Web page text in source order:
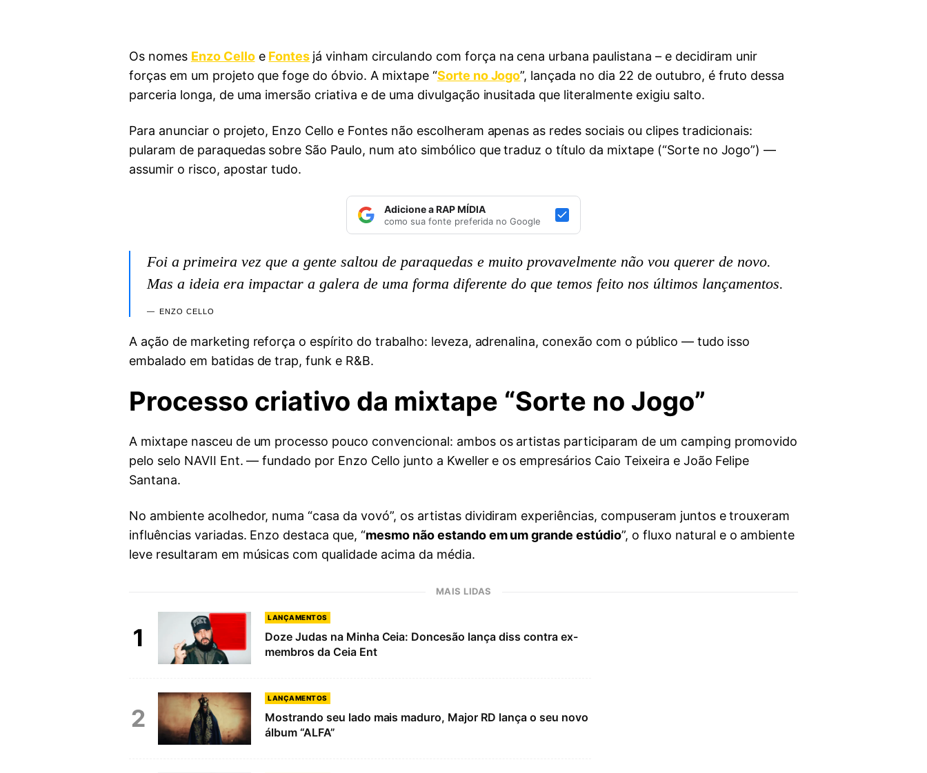
Os nomes Enzo Celloe Fontes já vinham circulando com força na cena urbana paulistana – e decidiram unir
forças em um projeto que foge do óbvio. A mixtape “Sorte no Jogo”, lançada no dia 22 de outubro, é fruto dessa
parceria longa, de uma imersão criativa e de uma divulgação inusitada que literalmente exigiu salto.
Para anunciar o projeto, Enzo Cello e Fontes não escolheram apenas as redes sociais ou clipes tradicionais:
pularam de paraquedas sobre São Paulo, num ato simbólico que traduz o título da mixtape (“Sorte no Jogo”) —
assumir o risco, apostar tudo.
Adicione a RAP MÍDIA
como sua fonte preferida no Google
Foi a primeira vez que a gente saltou de paraquedas e muito provavelmente não vou querer de novo.
Mas a ideia era impactar a galera de uma forma diferente do que temos feito nos últimos lançamentos.
ENZO CELLO
A ação de marketing reforça o espírito do trabalho: leveza, adrenalina, conexão com o público — tudo isso
embalado em batidas de trap, funk e R&B.
Processo criativo da mixtape “Sorte no Jogo”
A mixtape nasceu de um processo pouco convencional: ambos os artistas participaram de um camping promovido
pelo selo NAVII Ent. — fundado por Enzo Cello junto a Kweller e os empresários Caio Teixeira e João Felipe
Santana.
No ambiente acolhedor, numa “casa da vovó”, os artistas dividiram experiências, compuseram juntos e trouxeram
influências variadas. Enzo destaca que, “mesmo não estando em um grande estúdio”, o fluxo natural e o ambiente
leve resultaram em músicas com qualidade acima da média.
MAIS LIDAS
1
LANÇAMENTOS
Doze Judas na Minha Ceia: Doncesão lança diss contra ex-
membros da Ceia Ent
2
LANÇAMENTOS
Mostrando seu lado mais maduro, Major RD lança o seu novo
álbum “ALFA”